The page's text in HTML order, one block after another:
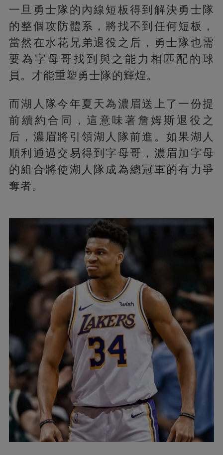
一旦勇士隊的內線短板得到解決勇士隊
的整個攻防體系，將找不到任何短板，
當然在水花兄弟退役之后，勇士隊也需
要為字母哥找到與之能力相匹配的球
員。才能重塑勇士隊的輝煌。
而湖人隊今年夏天為濃眉送上了一份提
前續約合同，這意味著詹姆斯退役之
后，濃眉將引領湖人隊前進。如果湖人
順利通過交易得到字母哥，濃眉加字母
的組合將使湖人隊成為總冠軍的有力爭
奪者。